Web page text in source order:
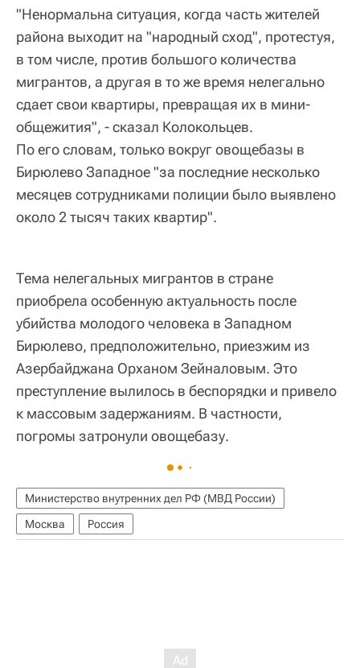
"Ненормальна ситуация, когда часть жителей
района выходит на "народный сход", протестуя,
в том числе, против большого количества
мигрантов, а другая в то же время нелегально
сдает свои квартиры, превращая их в мини-
общежития", - сказал Колокольцев.
По его словам, только вокруг овощебазы в
Бирюлево Западное "за последние несколько
месяцев сотрудниками полиции было выявлено
около 2 тысяч таких квартир".
Тема нелегальных мигрантов в стране
приобрела особенную актуальность после
убийства молодого человека в Западном
Бирюлево, предположительно, приезжим из
Азербайджана Орханом Зейналовым. Это
преступление вылилось в беспорядки и привело
к массовым задержаниям. В частности,
погромы затронули овощебазу.
Министерство внутренних дел РФ (МВД России)
Москва
Россия